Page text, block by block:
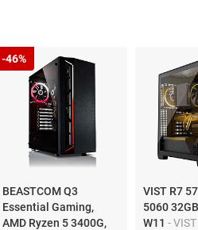
BEASTCOM Q3
Essential Gaming,
AMD Ryzen 5 3400G,
-46%
VIST R7
5060
W11-